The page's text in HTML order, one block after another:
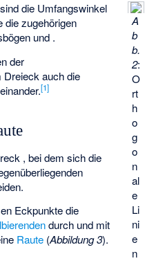
A
b
b.
2:
O
rt
h
o
g
o
n
al
e
Li
ni
e
n
die Umfangswinkel
die zugehörigen
und .
der
Dreieckauch die
[1]
, bei dem sich die
Eckpunkte die
durch und mit
Raute (Abbildung 3).